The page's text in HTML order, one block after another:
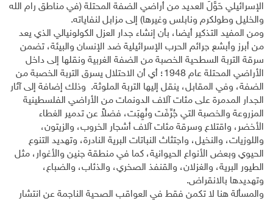
الإسرائيلي حَوَّلَ العديد من أراضي الضفة المحتلة (في مناطق رام الله
والخليل وطولكرم ونابلس وغيرها) إلى مزابل لنفاياته.
ومن المفيد التذكير أيضا، بأن إنشاء جدار العزل الكولونيالي الذي يعد
من أبرز وأبشع جرائم الحرب الإسرائيلية ضد الإنسان والبيئة، تضمن
سرقة التربة السطحية الخصبة من الضفة الغربية ونقلها إلى داخل
الأراضي المحتلة عام 1948؛ أي أن الاحتلال يسرق التربة الخصبة من
الضفة، وفي المقابل، ينقل إليها التربة الملوثة. وذلك إضافة إلى آثار
الجدار المدمرة على مئات آلاف الدونمات من الأراضي الفلسطينية
المزروعة والخصبة التي جُرِّفَت ونُهِبَت، فضلاً عن تدمير الغطاء
الأخضر، واقتلاع وسرقة مئات آلاف أشجار الخروب، والزيتون،
واللوزيات، والنخيل، واجتثاث النباتات البرية النادرة، وتهديد التنوع
الحيوي وبعض الأنواع الحيوانية، كما في منطقة جنين والأغوار، مثل
الطيور البرية، والغزلان، والقنفذ الصخري، والذئاب، والضباع،
وتهديدها بالانقراض.
والمسألة هنا لا تكمن فقط في العواقب الصحية الناجمة عن انتشار